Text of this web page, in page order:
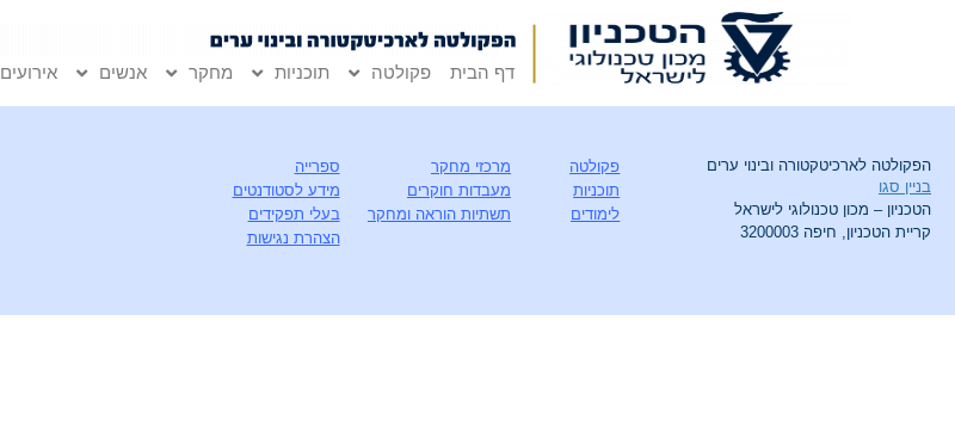
דף הבית פקולטה תוכניות מחקר אנשים אירועים
הפקולטה לארכיטקטורה ובינוי ערים
בניין סגו
הטכניון – מכון טכנולוגי לישראל
קריית הטכניון, חיפה 3200003
פקולטה
תוכניות
לימודים
מרכזי מחקר
מעבדות חוקרים
תשתיות הוראה ומחקר
ספרייה
מידע לסטודנטים
בעלי תפקידים
הצהרת נגישות